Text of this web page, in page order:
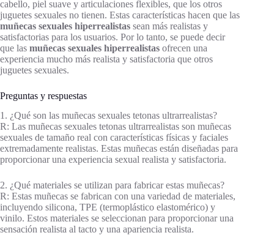
cabello, piel suave y articulaciones flexibles, que los otros
juguetes sexuales no tienen. Estas características hacen que las
muñecas sexuales hiperrealistas sean más realistas y
satisfactorias para los usuarios. Por lo tanto, se puede decir
que las muñecas sexuales hiperrealistas ofrecen una
experiencia mucho más realista y satisfactoria que otros
juguetes sexuales.
Preguntas y respuestas
1. ¿Qué son las muñecas sexuales tetonas ultrarrealistas?
R: Las muñecas sexuales tetonas ultrarrealistas son muñecas
sexuales de tamaño real con características físicas y faciales
extremadamente realistas. Estas muñecas están diseñadas para
proporcionar una experiencia sexual realista y satisfactoria.
2. ¿Qué materiales se utilizan para fabricar estas muñecas?
R: Estas muñecas se fabrican con una variedad de materiales,
incluyendo silicona, TPE (termoplástico elastomérico) y
vinilo. Estos materiales se seleccionan para proporcionar una
sensación realista al tacto y una apariencia realista.